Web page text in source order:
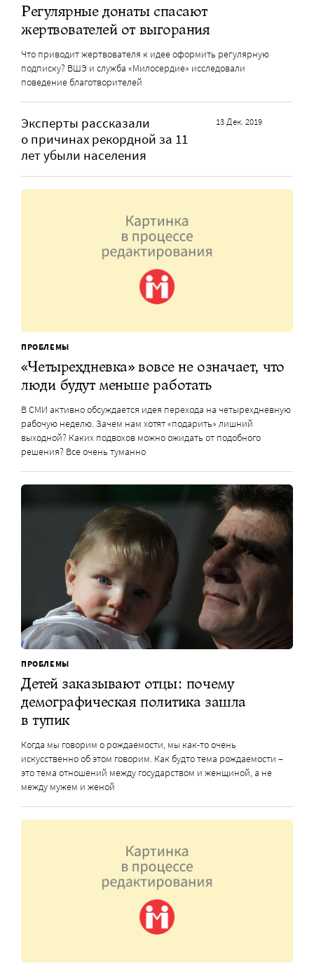
Регулярные донаты спасают
жертвователей от выгорания
Что приводит жертвователя к идее оформить регулярную
подписку? ВШЭ и служба «Милосердие» исследовали
поведение благотворителей
Эксперты рассказали
о причинах рекордной за 11
лет убыли населения
13 Дек. 2019
ПРОБЛЕМЫ
«Четырехдневка» вовсе не означает, что
люди будут меньше работать
В СМИ активно обсуждается идея перехода на четырехдневную
рабочую неделю. Зачем нам хотят «подарить» лишний
выходной? Каких подвохов можно ожидать от подобного
решения? Все очень туманно
ПРОБЛЕМЫ
Детей заказывают отцы: почему
демографическая политика зашла
в тупик
Когда мы говорим о рождаемости, мы как-то очень
искусственно об этом говорим. Как будто тема рождаемости –
это тема отношений между государством и женщиной, а не
между мужем и женой